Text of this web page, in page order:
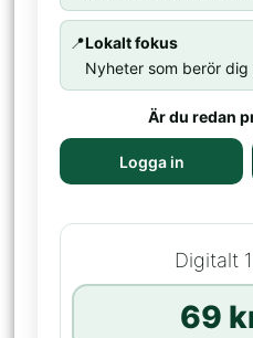
📍Lokalt fokus
Nyheter som berör
Är du redan
Logga in
Digitalt
69